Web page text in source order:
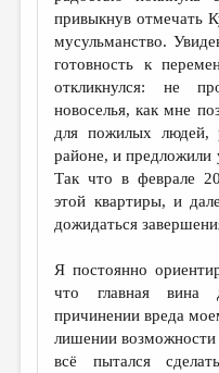
привыкнув отмечать
мусульманство.
готовность к
откликнулся: не
новоселья, как мне
для пожилых людей,
районе, и предложили
Так что в феврале
этой квартиры, и
дожидаться
Я постоянно
что главная вина
причинении вреда
лишении
всё пытался